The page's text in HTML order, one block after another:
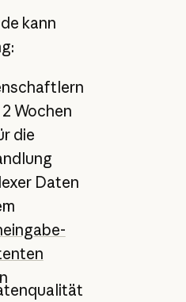
kann
Wochen
die
Daten